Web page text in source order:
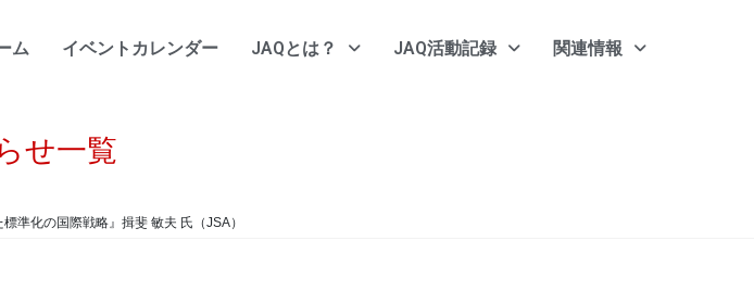
ム イベントカレンダー JAQとは？ JAQ活動記録 関連情報
せ一覧
準化の国際戦略』揖斐 敏夫 氏（JSA）